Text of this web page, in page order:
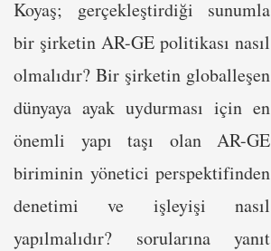
Koyaş; gerçekleştirdiği sunumla
bir şirketin AR-GE politikası nasıl
olmalıdır? Bir şirketin globalleşen
dünyaya ayak uydurması için en
önemli yapı taşı olan AR-GE
biriminin yönetici perspektifinden
denetimi ve işleyişi nasıl
yapılmalıdır? sorularına yanıt